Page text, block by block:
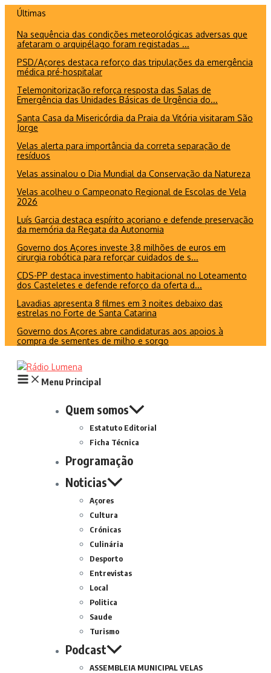
conteúdo
Últimas
Na sequência das condições meteorológicas adversas que
afetaram o arquipélago foram registadas ...
PSD/Açores destaca reforço das tripulações da emergência
médica pré-hospitalar
Telemonitorização reforça resposta das Salas de
Emergência das Unidades Básicas de Urgência do...
Santa Casa da Misericórdia da Praia da Vitória visitaram São
Jorge
Velas alerta para importância da correta separação de
resíduos
Velas assinalou o Dia Mundial da Conservação da Natureza
Velas acolheu o Campeonato Regional de Escolas de Vela
2026
Luís Garcia destaca espírito açoriano e defende preservação
da memória da Regata da Autonomia
Governo dos Açores investe 3,8 milhões de euros em
cirurgia robótica para reforçar cuidados de s...
CDS-PP destaca investimento habitacional no Loteamento
dos Casteletes e defende reforço da oferta d...
Lavadias apresenta 8 filmes em 3 noites debaixo das
estrelas no Forte de Santa Catarina
Governo dos Açores abre candidaturas aos apoios à
compra de sementes de milho e sorgo
Menu Principal
Quem somos
Estatuto Editorial
Ficha Técnica
Programação
Noticias
Açores
Cultura
Crónicas
Culinária
Desporto
Entrevistas
Local
Politica
Saude
Turismo
Podcast
ASSEMBLEIA MUNICIPAL VELAS